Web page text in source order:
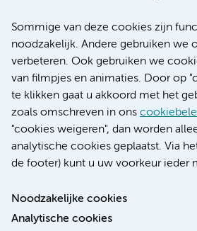
Sommige van deze cookies zijn
noodzakelijk. Andere gebruiken we
verbeteren. Ook gebruiken we
van filmpjes en animaties. Door op
te klikken gaat u akkoord met het
zoals omschreven in ons
"cookies weigeren", dan worden
analytische cookies geplaatst. Via
de footer) kunt u uw voorkeur ieder
Noodzakelijke cookies
Analytische cookies
Nieuws
Research
Educatie locatie AMC
Educatie locatie VUmc
Verwijzen & diagnostiek
Toegankelijkheidsverklaring